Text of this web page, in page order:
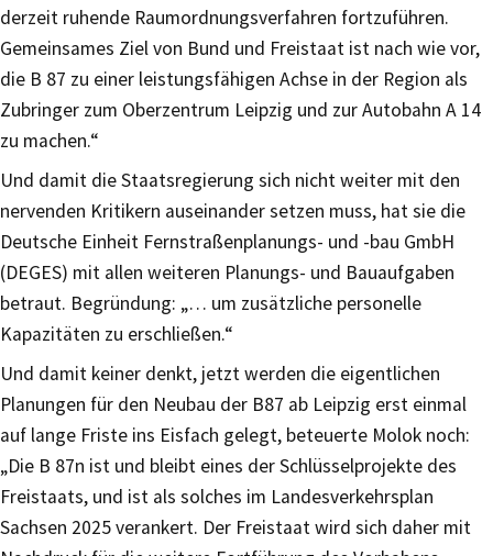
derzeit ruhende Raumordnungsverfahren fortzuführen.
Gemeinsames Ziel von Bund und Freistaat ist nach wie vor,
die B 87 zu einer leistungsfähigen Achse in der Region als
Zubringer zum Oberzentrum Leipzig und zur Autobahn A 14
zu machen.“
Und damit die Staatsregierung sich nicht weiter mit den
nervenden Kritikern auseinander setzen muss, hat sie die
Deutsche Einheit Fernstraßenplanungs- und -bau GmbH
(DEGES) mit allen weiteren Planungs- und Bauaufgaben
betraut. Begründung: „… um zusätzliche personelle
Kapazitäten zu erschließen.“
Und damit keiner denkt, jetzt werden die eigentlichen
Planungen für den Neubau der B87 ab Leipzig erst einmal
auf lange Friste ins Eisfach gelegt, beteuerte Molok noch:
„Die B 87n ist und bleibt eines der Schlüsselprojekte des
Freistaats, und ist als solches im Landesverkehrsplan
Sachsen 2025 verankert. Der Freistaat wird sich daher mit